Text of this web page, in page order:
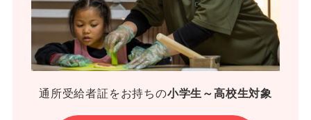
通所受給者証をお持ちの小学生～高校生対象